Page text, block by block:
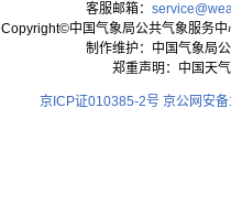
客服邮箱：
Copyright©中国气象局公共气象服务
制作维护：中国气象局
郑重声明：中国天
京ICP证010385-2号 京公网安